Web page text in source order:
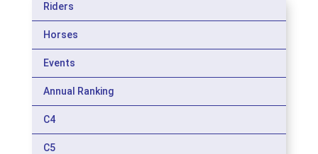
Riders
Horses
Events
Annual Ranking
C4
C5